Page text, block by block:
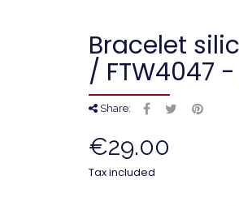
Bracelet
/ FTW4047
Share:
€29.00
Tax included